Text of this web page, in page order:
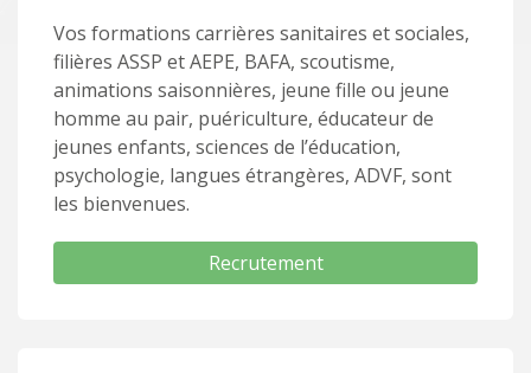
Vos formations carrières sanitaires et sociales,
filières ASSP et AEPE, BAFA, scoutisme,
animations saisonnières, jeune fille ou jeune
homme au pair, puériculture, éducateur de
jeunes enfants, sciences de l’éducation,
psychologie, langues étrangères, ADVF, sont
les bienvenues.
Recrutement